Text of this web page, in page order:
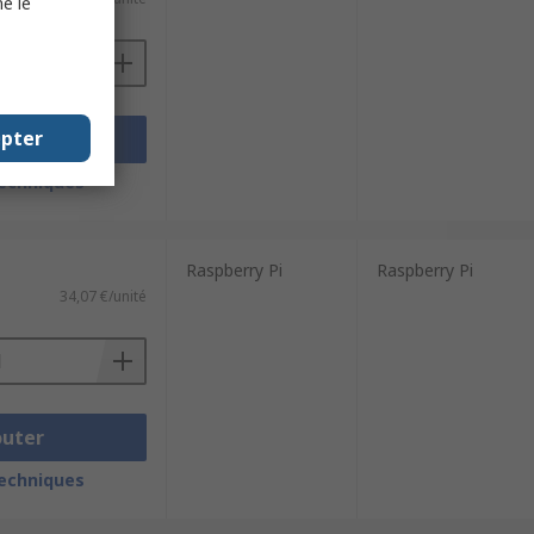
34,07 €/unité
Raspberry Pi Raspberry Pi